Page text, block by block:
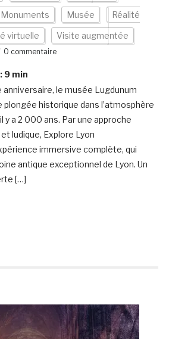
Monuments Musée Réalité
virtuelle Visite augmentée
0 commentaire
9 min
anniversaire, le musée Lugdunum
historique dans l’atmosphère
y a 2 000 ans. Par une approche
ludique, Explore Lyon
immersive complète, qui
antique exceptionnel de Lyon. Un
[…]